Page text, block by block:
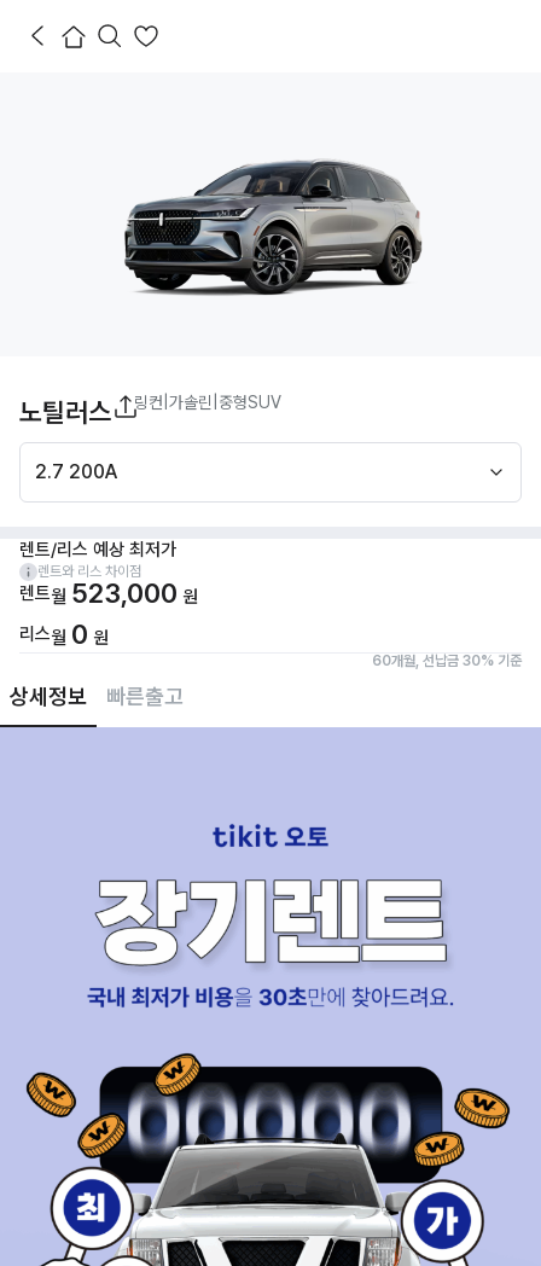
상세정보 빠른출고
노틸러스 링컨 가솔린 중형SUV
2.7 200A
렌트/리스 예상 최저가
렌트와 리스 차이점
렌트월 523,000 원
리스월 0 원
60개월, 선납금 30% 기준